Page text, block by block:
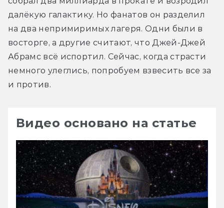
далёкую галактику. Но фанатов он разделил
на два непримиримых лагеря. Одни были в
восторге, а другие считают, что Джей-Джей
Абрамс всё испортил. Сейчас, когда страсти
немного улеглись, попробуем взвесить все за
и против.
Видео основано на статье